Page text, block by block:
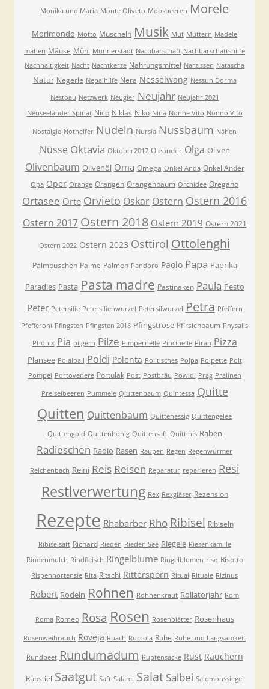
Monika und Maria Monte Oliveto Moosbeeren Morele
Morimondo Motto Muscheln Musik Mut Muttern Mädele
mähen Mäuse Mühl Münnerstadt Nachbarschaft Nachbarschaftshilfe
Nachhaltigkeit Nacht Nachtkerze Nahrungsmittel Narzissen Natascha
Natur Negerle Nepalhilfe Nera Nesselwang Nessun Dorma
Nestbau Netzwerk Neugier Neujahr Neujahr 2021
Neuseeländer Spinat Nico Niklas Niko Nina Nonne Vito Nonno Vito
Nostalgie Nothelfer Nudeln Nursia Nussbaum Nähen
Nüsse Oktavia Oktober2017 Oleander Olga Oliven
Olivenbaum Olivenöl Oma Omega Onkel Anda Onkel Ander
Opa Oper Orange Orangen Orangenbaum Orchidee Oregano
Ortasee Orte Orvieto Oskar Ostern Ostern 2016
Ostern 2017 Ostern 2018 Ostern 2019 Ostern 2021
Ostern 2022 Ostern 2023 Osttirol Ottolenghi
Palmbuschen Palme Palmen Pandoro Paolo Papa Paprika
Paradies Pasta Pasta madre Pastinaken Paula Pesto
Peter Petersilie Petersilienwurzel Petersilwurzel Petra Pfeffern
Pfefferoni Pfingsten Pfingsten 2018 Pfingstrose Pfirsichbaum Physalis
Phönix Pia pilgern Pilze Pimpernelle Pincinelle Piran Pizza
Plansee Polaiball Poldi Polenta Politisches Polpa Polpette Polt
Pompei Portovenere Portulak Post Postbräu Powidl Prag Pralinen
Preiselbeeren Pummele Qiuttenbaum Quintessa Quitte
Quitten Quittenbaum Quittenessig Quittengelee
Quittengold Quittenhonig Quittensaft Quittinis Raben
Radieschen Radio Rasen Raupen Regen Regenwürmer
Reichenbach Reini Reis Reisen Reparatur reparieren Resi
Restlverwertung Rex Rexgläser Rezension
Rezepte Rhabarber Rho Ribisel Ribiseln
Ribiselsaft Richard Rieden Rieden See Riegele Riesenkamille
Rindenmulch Rindfleisch Ringelblume Ringelblumen riso Risotto
Rispenhortensie Rita Ritschi Rittersporn Ritual Rituale Rizinus
Robert Rodeln Rohnen Rohnenkraut Rollatorjahr Rom
Roma Romeo Rosa Rosen Rosenblätter Rosenhaus
Rosenweihrauch Roveja Ruach Ruccola Ruhe Ruhe und Langsamkeit
Rundbeet Rundumadum Rupfensäcke Rust Räuchern
Rübstiel Saatgut Saft Salami Salat Salbei Salomonssiegel